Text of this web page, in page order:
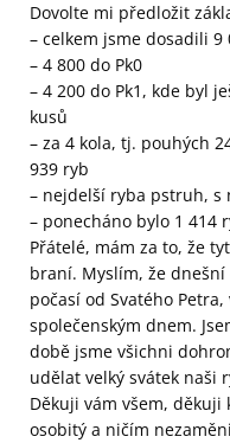
Dovolte mi předložit
– celkem jsme dosadili 9
– 4 800 do Pk0
– 4 200 do Pk1, kde byl
kusů
– za 4 kola, tj. pouhých
939 ryb
– nejdelší ryba pstruh, s
– ponecháno bylo 1 414
Přátelé, mám za to, že
braní. Myslím, že
počasí od Svatého
společenským dnem.
době jsme všichni
udělat velký svátek naši
Děkuji vám všem, děkuji
osobitý a ničím